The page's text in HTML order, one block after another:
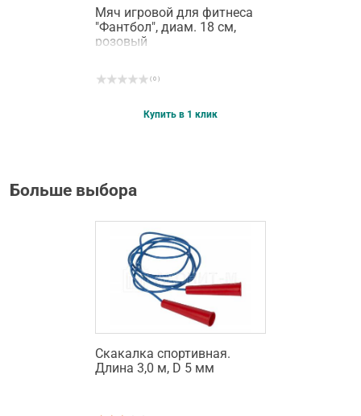
Мяч игровой для фитнеса
"Фантбол", диам. 18 см,
розовый
( 0 )
Купить в 1 клик
Больше выбора
Скакалка спортивная.
Длина 3,0 м, D 5 мм